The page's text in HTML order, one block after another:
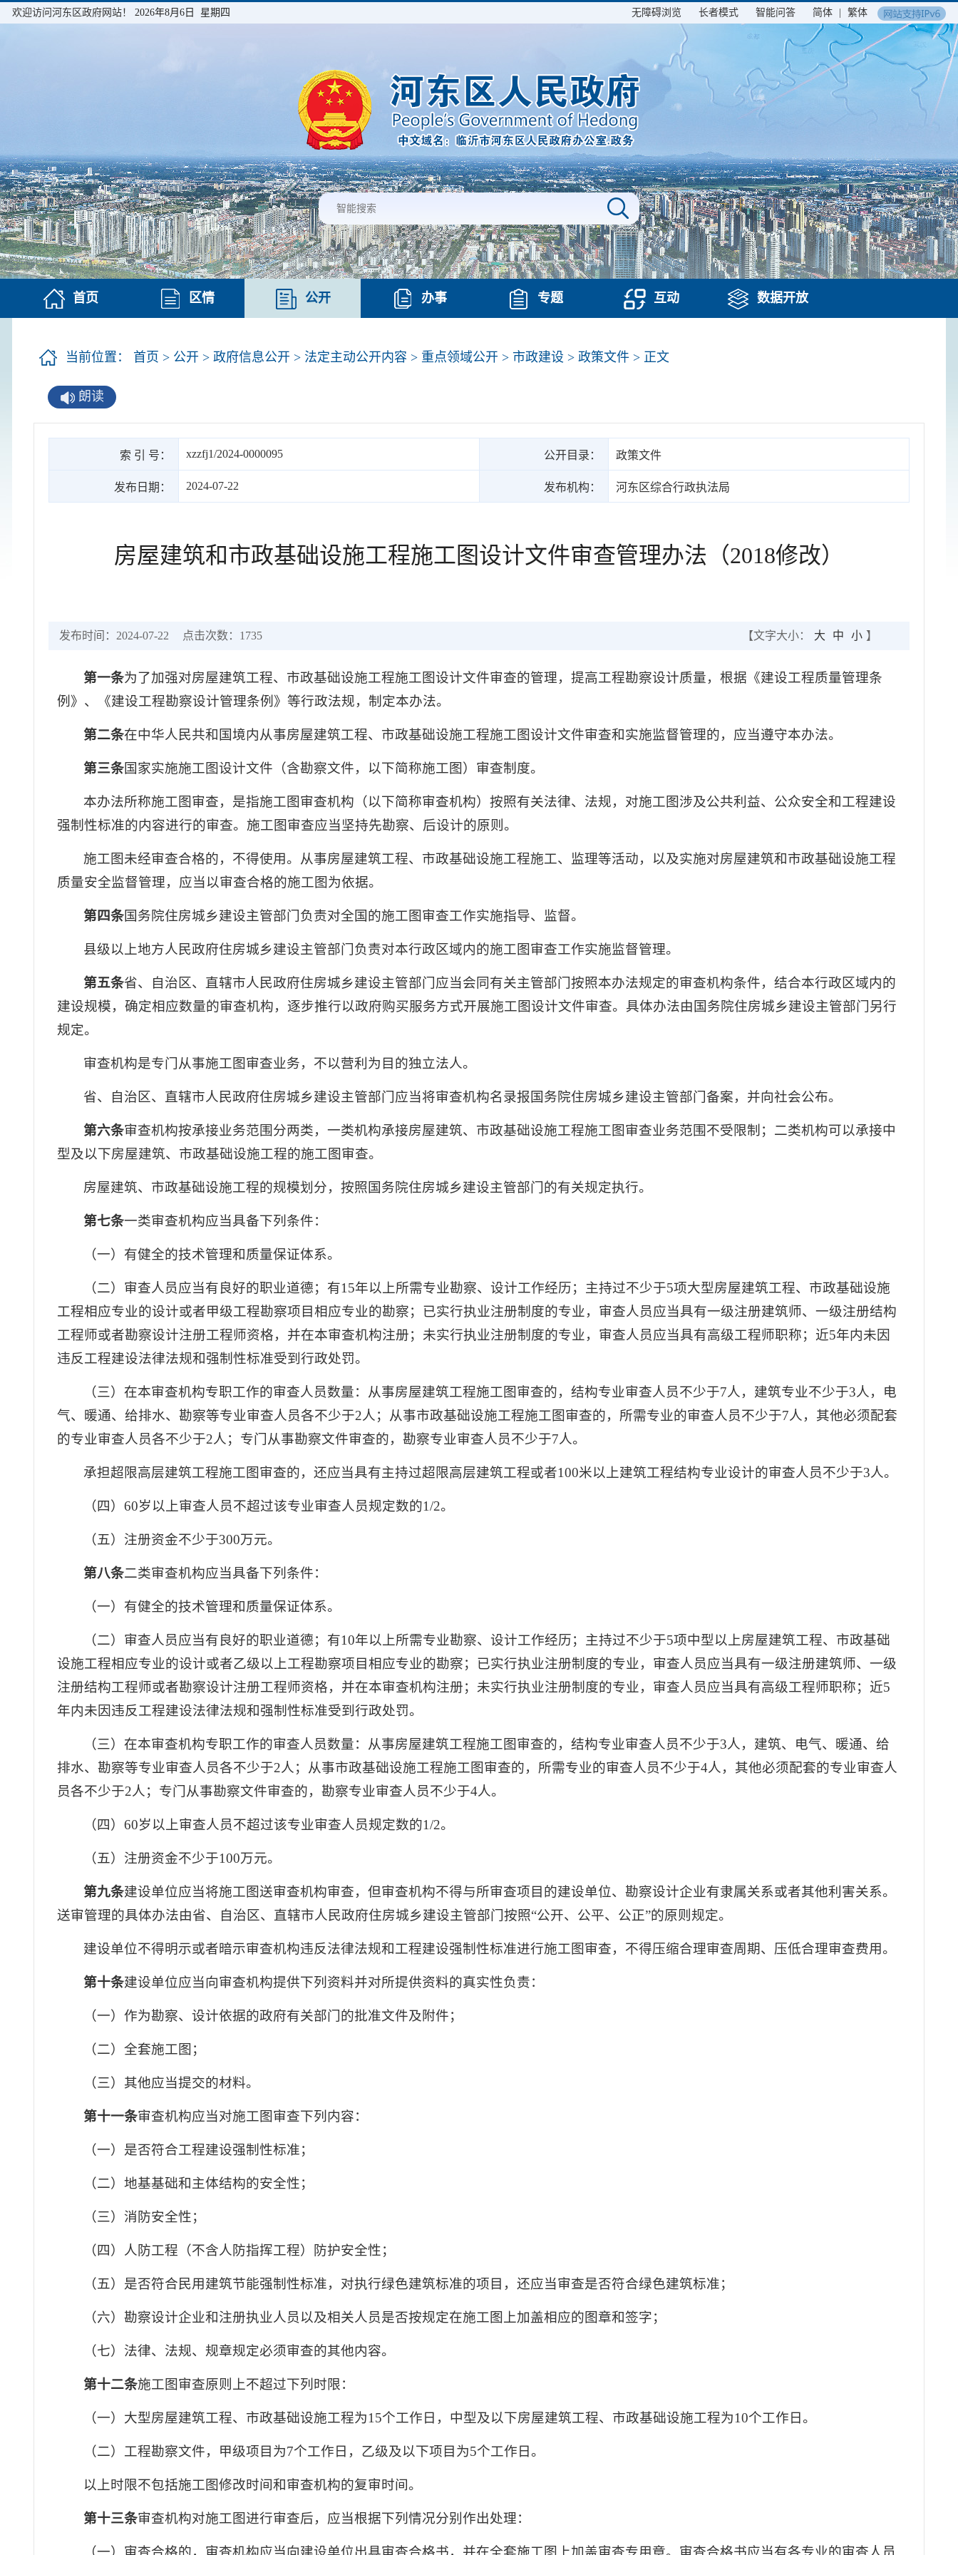
欢迎访问河东区政府网站！ 2026年8月6日 星期四 无障碍浏览 长者模式 智能问答 简体 繁体
首页 区情 公开 办事 专题 互动 数据开放
当前位置： 首页 > 公开 > 政府信息公开 > 法定主动公开内容 > 重点领域公开 > 市政建设 > 政策文件 > 正文
朗读
索 引 号： xzzfj1/2024-0000095 公开目录： 政策文件
发布日期： 2024-07-22 发布机构： 河东区综合行政执法局
房屋建筑和市政基础设施工程施工图设计文件审查管理办法（2018修改）
发布时间：2024-07-22 点击次数： 1735 【文字大小： 大 中 小 】
第一条为了加强对房屋建筑工程、市政基础设施工程施工图设计文件审查的管理，提高工程勘察设计质量，根据《建设工程质量管理条
例》、《建设工程勘察设计管理条例》等行政法规，制定本办法。
第二条在中华人民共和国境内从事房屋建筑工程、市政基础设施工程施工图设计文件审查和实施监督管理的，应当遵守本办法。
第三条国家实施施工图设计文件（含勘察文件，以下简称施工图）审查制度。
本办法所称施工图审查，是指施工图审查机构（以下简称审查机构）按照有关法律、法规，对施工图涉及公共利益、公众安全和工程建设
强制性标准的内容进行的审查。施工图审查应当坚持先勘察、后设计的原则。
施工图未经审查合格的，不得使用。从事房屋建筑工程、市政基础设施工程施工、监理等活动，以及实施对房屋建筑和市政基础设施工程
质量安全监督管理，应当以审查合格的施工图为依据。
第四条国务院住房城乡建设主管部门负责对全国的施工图审查工作实施指导、监督。
县级以上地方人民政府住房城乡建设主管部门负责对本行政区域内的施工图审查工作实施监督管理。
第五条省、自治区、直辖市人民政府住房城乡建设主管部门应当会同有关主管部门按照本办法规定的审查机构条件，结合本行政区域内的
建设规模，确定相应数量的审查机构，逐步推行以政府购买服务方式开展施工图设计文件审查。具体办法由国务院住房城乡建设主管部门另行
规定。
审查机构是专门从事施工图审查业务，不以营利为目的独立法人。
省、自治区、直辖市人民政府住房城乡建设主管部门应当将审查机构名录报国务院住房城乡建设主管部门备案，并向社会公布。
第六条审查机构按承接业务范围分两类，一类机构承接房屋建筑、市政基础设施工程施工图审查业务范围不受限制；二类机构可以承接中
型及以下房屋建筑、市政基础设施工程的施工图审查。
房屋建筑、市政基础设施工程的规模划分，按照国务院住房城乡建设主管部门的有关规定执行。
第七条一类审查机构应当具备下列条件：
（一）有健全的技术管理和质量保证体系。
（二）审查人员应当有良好的职业道德；有15年以上所需专业勘察、设计工作经历；主持过不少于5项大型房屋建筑工程、市政基础设施
工程相应专业的设计或者甲级工程勘察项目相应专业的勘察；已实行执业注册制度的专业，审查人员应当具有一级注册建筑师、一级注册结构
工程师或者勘察设计注册工程师资格，并在本审查机构注册；未实行执业注册制度的专业，审查人员应当具有高级工程师职称；近5年内未因
违反工程建设法律法规和强制性标准受到行政处罚。
（三）在本审查机构专职工作的审查人员数量：从事房屋建筑工程施工图审查的，结构专业审查人员不少于7人，建筑专业不少于3人，电
气、暖通、给排水、勘察等专业审查人员各不少于2人；从事市政基础设施工程施工图审查的，所需专业的审查人员不少于7人，其他必须配套
的专业审查人员各不少于2人；专门从事勘察文件审查的，勘察专业审查人员不少于7人。
承担超限高层建筑工程施工图审查的，还应当具有主持过超限高层建筑工程或者100米以上建筑工程结构专业设计的审查人员不少于3人。
（四）60岁以上审查人员不超过该专业审查人员规定数的1/2。
（五）注册资金不少于300万元。
第八条二类审查机构应当具备下列条件：
（一）有健全的技术管理和质量保证体系。
（二）审查人员应当有良好的职业道德；有10年以上所需专业勘察、设计工作经历；主持过不少于5项中型以上房屋建筑工程、市政基础
设施工程相应专业的设计或者乙级以上工程勘察项目相应专业的勘察；已实行执业注册制度的专业，审查人员应当具有一级注册建筑师、一级
注册结构工程师或者勘察设计注册工程师资格，并在本审查机构注册；未实行执业注册制度的专业，审查人员应当具有高级工程师职称；近5
年内未因违反工程建设法律法规和强制性标准受到行政处罚。
（三）在本审查机构专职工作的审查人员数量：从事房屋建筑工程施工图审查的，结构专业审查人员不少于3人，建筑、电气、暖通、给
排水、勘察等专业审查人员各不少于2人；从事市政基础设施工程施工图审查的，所需专业的审查人员不少于4人，其他必须配套的专业审查人
员各不少于2人；专门从事勘察文件审查的，勘察专业审查人员不少于4人。
（四）60岁以上审查人员不超过该专业审查人员规定数的1/2。
（五）注册资金不少于100万元。
第九条建设单位应当将施工图送审查机构审查，但审查机构不得与所审查项目的建设单位、勘察设计企业有隶属关系或者其他利害关系。
送审管理的具体办法由省、自治区、直辖市人民政府住房城乡建设主管部门按照“公开、公平、公正”的原则规定。
建设单位不得明示或者暗示审查机构违反法律法规和工程建设强制性标准进行施工图审查，不得压缩合理审查周期、压低合理审查费用。
第十条建设单位应当向审查机构提供下列资料并对所提供资料的真实性负责：
（一）作为勘察、设计依据的政府有关部门的批准文件及附件；
（二）全套施工图；
（三）其他应当提交的材料。
第十一条审查机构应当对施工图审查下列内容：
（一）是否符合工程建设强制性标准；
（二）地基基础和主体结构的安全性；
（三）消防安全性；
（四）人防工程（不含人防指挥工程）防护安全性；
（五）是否符合民用建筑节能强制性标准，对执行绿色建筑标准的项目，还应当审查是否符合绿色建筑标准；
（六）勘察设计企业和注册执业人员以及相关人员是否按规定在施工图上加盖相应的图章和签字；
（七）法律、法规、规章规定必须审查的其他内容。
第十二条施工图审查原则上不超过下列时限：
（一）大型房屋建筑工程、市政基础设施工程为15个工作日，中型及以下房屋建筑工程、市政基础设施工程为10个工作日。
（二）工程勘察文件，甲级项目为7个工作日，乙级及以下项目为5个工作日。
以上时限不包括施工图修改时间和审查机构的复审时间。
第十三条审查机构对施工图进行审查后，应当根据下列情况分别作出处理：
（一）审查合格的，审查机构应当向建设单位出具审查合格书，并在全套施工图上加盖审查专用章。审查合格书应当有各专业的审查人员